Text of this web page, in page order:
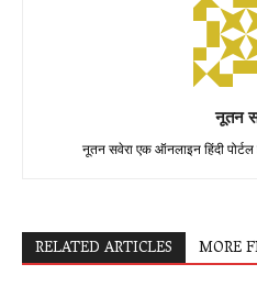
नूतन
नूतन सवेरा एक ऑनलाइन हिंदी
RELATED ARTICLES MORE